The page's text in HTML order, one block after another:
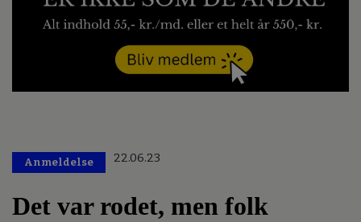
Anmeldelse 22.06.23
Det var rodet, men folk